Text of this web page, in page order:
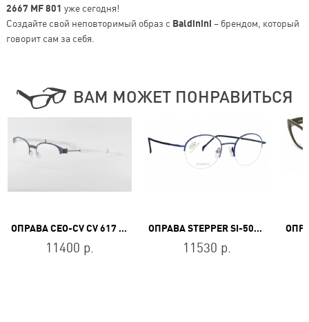
2667 MF 801 уже сегодня!
Создайте свой неповторимый образ с Baldinini – брендом, который
говорит сам за себя.
ВАМ МОЖЕТ ПОНРАВИТЬСЯ
ОПРАВА CEO-CV CV 617 GY
11400 р.
ОПРАВА STEPPER SI-50243 F059
11530 р.